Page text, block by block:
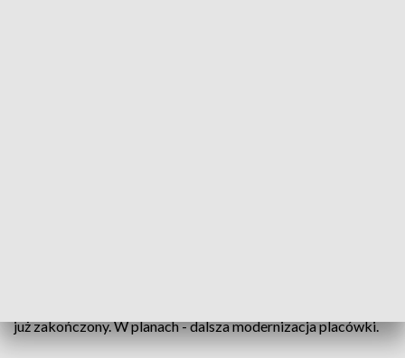
już zakończony. W planach - dalsza modernizacja placówki.